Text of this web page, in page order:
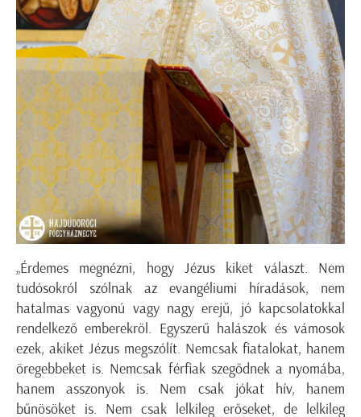
„Érdemes megnézni, hogy Jézus kiket választ. Nem
tudósokról szólnak az evangéliumi híradások, nem
hatalmas vagyonú vagy nagy erejű, jó kapcsolatokkal
rendelkező emberekről. Egyszerű halászok és vámosok
ezek, akiket Jézus megszólít. Nemcsak fiatalokat, hanem
öregebbeket is. Nemcsak férfiak szegődnek a nyomába,
hanem asszonyok is. Nem csak jókat hív, hanem
bűnösöket is. Nem csak lelkileg erőseket, de lelkileg